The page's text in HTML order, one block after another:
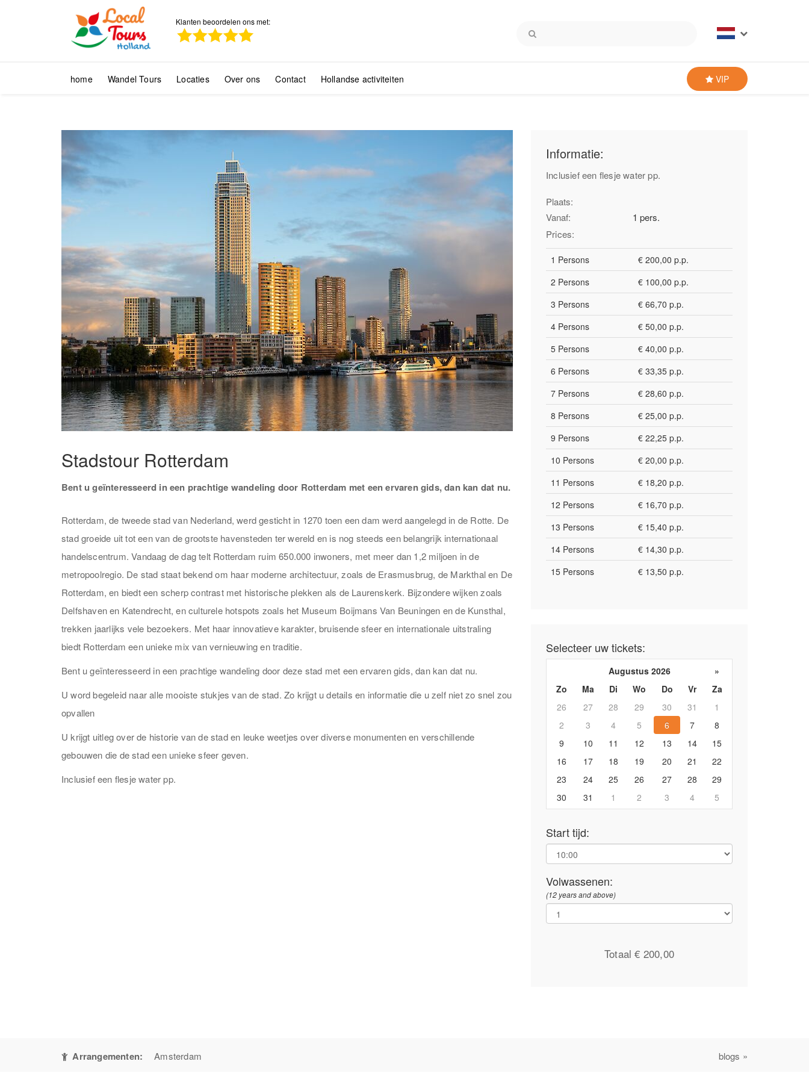
Klanten beoordelen ons met:
home Wandel Tours Locaties Over ons Contact Hollandse activiteiten VIP
Stadstour Rotterdam
Bent u geïnteresseerd in een prachtige wandeling door Rotterdam met een ervaren gids, dan kan dat nu.
Rotterdam, de tweede stad van Nederland, werd gesticht in 1270 toen een dam werd aangelegd in de Rotte. De
stad groeide uit tot een van de grootste havensteden ter wereld en is nog steeds een belangrijk internationaal
handelscentrum. Vandaag de dag telt Rotterdam ruim 650.000 inwoners, met meer dan 1,2 miljoen in de
metropoolregio. De stad staat bekend om haar moderne architectuur, zoals de Erasmusbrug, de Markthal en De
Rotterdam, en biedt een scherp contrast met historische plekken als de Laurenskerk. Bijzondere wijken zoals
Delfshaven en Katendrecht, en culturele hotspots zoals het Museum Boijmans Van Beuningen en de Kunsthal,
trekken jaarlijks vele bezoekers. Met haar innovatieve karakter, bruisende sfeer en internationale uitstraling
biedt Rotterdam een unieke mix van vernieuwing en traditie.
Bent u geïnteresseerd in een prachtige wandeling door deze stad met een ervaren gids, dan kan dat nu.
U word begeleid naar alle mooiste stukjes van de stad. Zo krijgt u details en informatie die u zelf niet zo snel zou
opvallen
U krijgt uitleg over de historie van de stad en leuke weetjes over diverse monumenten en verschillende
gebouwen die de stad een unieke sfeer geven.
Inclusief een flesje water pp.
Informatie:
Inclusief een flesje water pp.
Plaats:
Vanaf:
1 pers.
Prices:
1 Persons
€ 200,00 p.p.
2 Persons
€ 100,00 p.p.
3 Persons
€ 66,70 p.p.
4 Persons
€ 50,00 p.p.
5 Persons
€ 40,00 p.p.
6 Persons
€ 33,35 p.p.
7 Persons
€ 28,60 p.p.
8 Persons
€ 25,00 p.p.
9 Persons
€ 22,25 p.p.
10 Persons
€ 20,00 p.p.
11 Persons
€ 18,20 p.p.
12 Persons
€ 16,70 p.p.
13 Persons
€ 15,40 p.p.
14 Persons
€ 14,30 p.p.
15 Persons
€ 13,50 p.p.
Selecteer uw tickets:
Augustus 2026
»
Zo
Ma Di Wo Do Vr
Za
26
27 28 29 30 31
1
2
3 4 5 6 7
8
9
10 11 12 13 14
15
16
17 18 19 20 21
22
23
24 25 26 27 28
29
30
31 1 2 3 4 5
Start tijd:
Volwassenen:
(12 years and above)
Totaal € 200,00
Arrangementen: Amsterdam blogs »